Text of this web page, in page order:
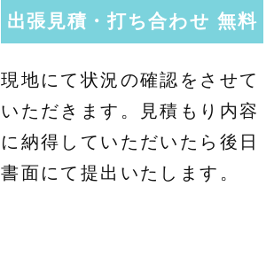
出張見積・打ち合わせ 無料
現地にて状況の確認をさせて
いただきます。見積もり内容
に納得していただいたら後日
書面にて提出いたします。